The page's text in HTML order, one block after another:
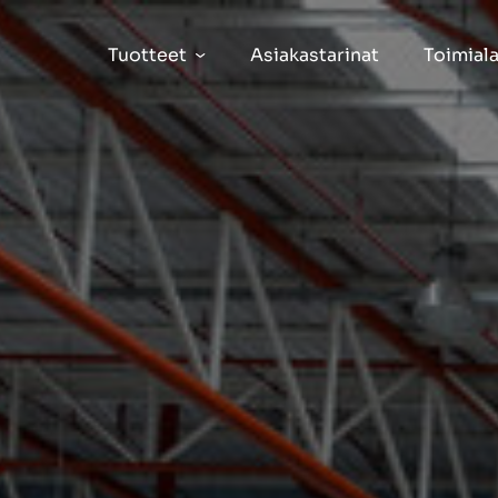
Tuotteet
Asiakastarinat